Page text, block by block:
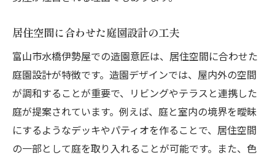
居住空間に合わせた庭園設計の工夫
富山市水橋伊勢屋での造園意匠は、居住空間に合わせた
庭園設計が特徴です。造園デザインでは、屋内外の空間
が調和することが重要で、リビングやテラスと連携した
庭が提案されています。例えば、庭と室内の境界を曖昧
にするようなデッキやパティオを作ることで、居住空間
の一部として庭を取り入れることが可能です。また、色